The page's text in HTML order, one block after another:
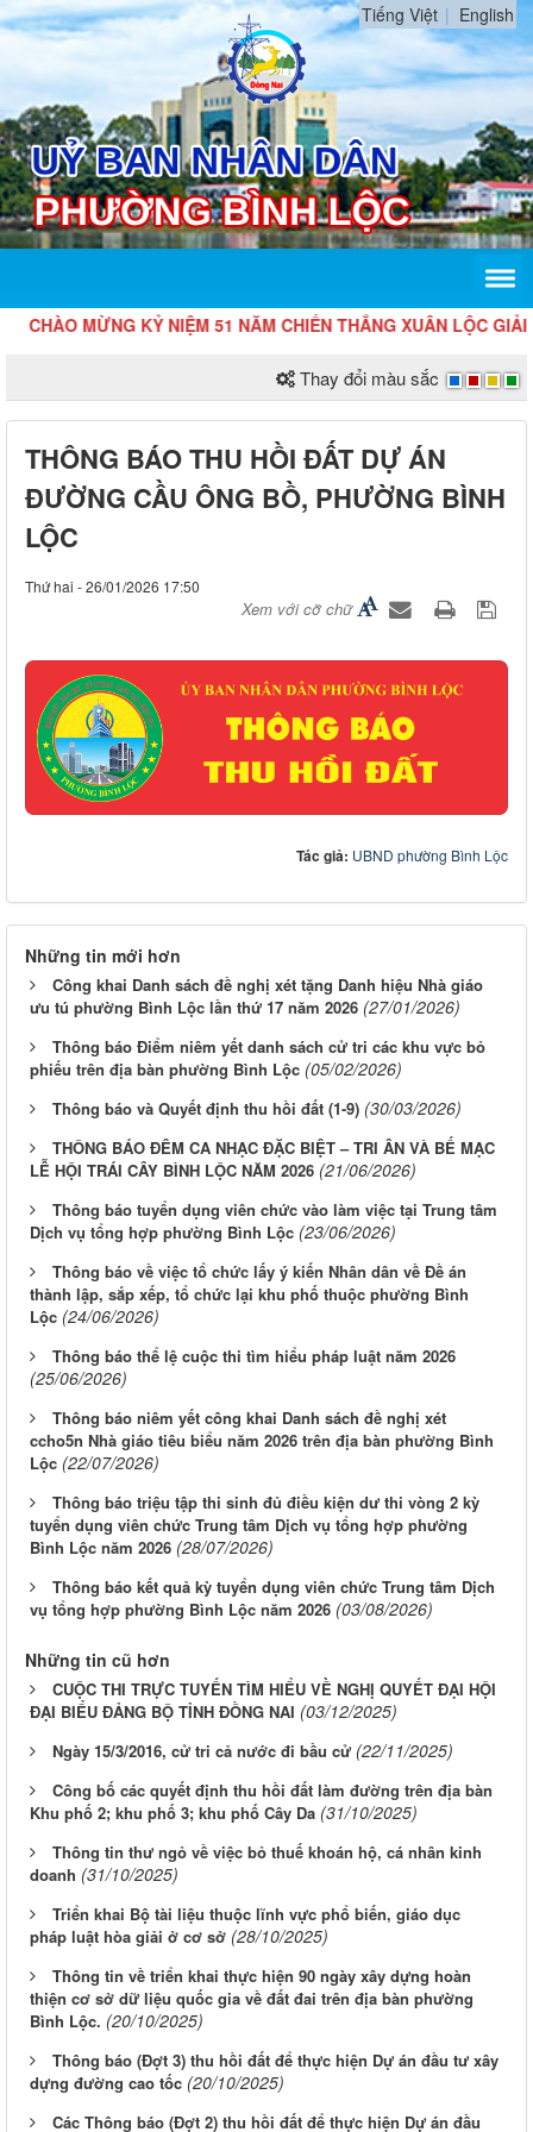
Tiếng Việt English
CHÀO MỪNG KỶ NIỆM 51 NĂM CHIẾN THẮNG XUÂN LỘC GIẢI
Thay đổi màu sắc
THÔNG BÁO THU HỒI ĐẤT DỰ ÁN
ĐƯỜNG CẦU ÔNG BỒ, PHƯỜNG BÌNH
LỘC
Thứ hai - 26/01/2026 17:50
Xem với cỡ chữ
Tác giả: UBND phường Bình Lộc
Những tin mới hơn
Công khai Danh sách đề nghị xét tặng Danh hiệu Nhà giáo
ưu tú phường Bình Lộc lần thứ 17 năm 2026 (27/01/2026)
Thông báo Điểm niêm yết danh sách cử tri các khu vực bỏ
phiếu trên địa bàn phường Bình Lộc (05/02/2026)
Thông báo và Quyết định thu hồi đất (1-9) (30/03/2026)
THÔNG BÁO ĐÊM CA NHẠC ĐẶC BIỆT – TRI ÂN VÀ BẾ MẠC
LỄ HỘI TRÁI CÂY BÌNH LỘC NĂM 2026 (21/06/2026)
Thông báo tuyển dụng viên chức vào làm việc tại Trung tâm
Dịch vụ tổng hợp phường Bình Lộc (23/06/2026)
Thông báo về việc tổ chức lấy ý kiến Nhân dân về Đề án
thành lập, sắp xếp, tổ chức lại khu phố thuộc phường Bình
Lộc (24/06/2026)
Thông báo thể lệ cuộc thi tìm hiểu pháp luật năm 2026
(25/06/2026)
Thông báo niêm yết công khai Danh sách đề nghị xét
ccho5n Nhà giáo tiêu biểu năm 2026 trên địa bàn phường Bình
Lộc (22/07/2026)
Thông báo triệu tập thi sinh đủ điều kiện dư thi vòng 2 kỳ
tuyển dụng viên chức Trung tâm Dịch vụ tổng hợp phường
Bình Lộc năm 2026 (28/07/2026)
Thông báo kết quả kỳ tuyển dụng viên chức Trung tâm Dịch
vụ tổng hợp phường Bình Lộc năm 2026 (03/08/2026)
Những tin cũ hơn
CUỘC THI TRỰC TUYẾN TÌM HIỂU VỀ NGHỊ QUYẾT ĐẠI HỘI
ĐẠI BIỂU ĐẢNG BỘ TỈNH ĐỒNG NAI (03/12/2025)
Ngày 15/3/2016, cử tri cả nước đi bầu cử (22/11/2025)
Công bố các quyết định thu hồi đất làm đường trên địa bàn
Khu phố 2; khu phố 3; khu phố Cây Da (31/10/2025)
Thông tin thư ngỏ về việc bỏ thuế khoán hộ, cá nhân kinh
doanh (31/10/2025)
Triển khai Bộ tài liệu thuộc lĩnh vực phổ biến, giáo dục
pháp luật hòa giải ở cơ sở (28/10/2025)
Thông tin về triển khai thực hiện 90 ngày xây dựng hoàn
thiện cơ sở dữ liệu quốc gia về đất đai trên địa bàn phường
Bình Lộc. (20/10/2025)
Thông báo (Đợt 3) thu hồi đất để thực hiện Dự án đầu tư xây
dựng đường cao tốc (20/10/2025)
Các Thông báo (Đợt 2) thu hồi đất để thực hiện Dự án đầu